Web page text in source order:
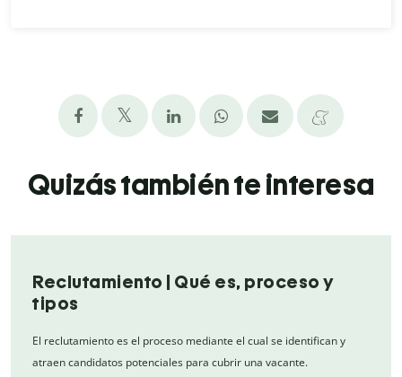
Quizás también te interesa
Reclutamiento | Qué es, proceso y
tipos
El reclutamiento es el proceso mediante el cual se identifican y
atraen candidatos potenciales para cubrir una vacante.